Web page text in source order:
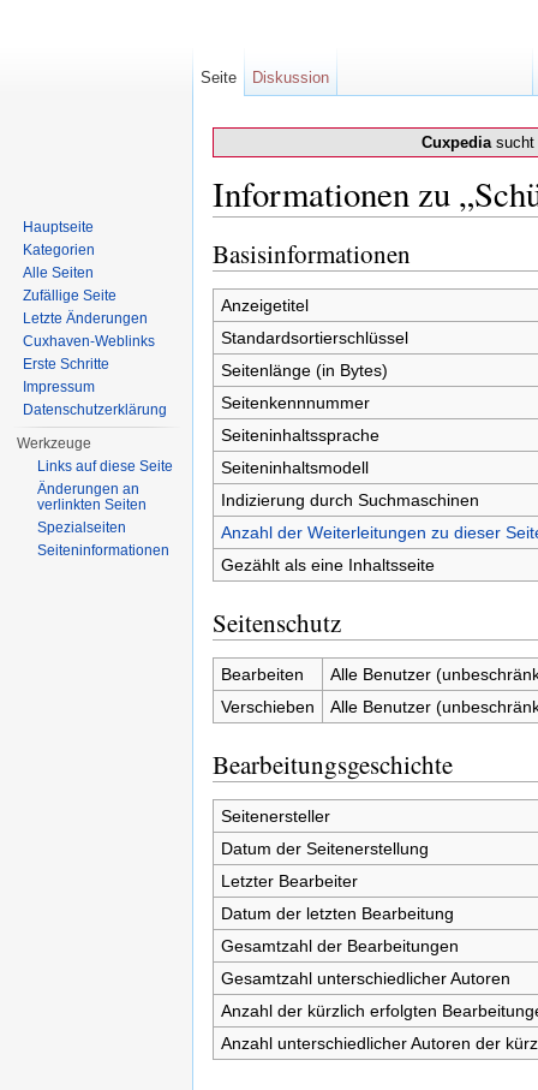
Cuxpediasucht
Informationen zu
Basisinformationen
Anzeigetitel
Standardsortierschlüssel
Seitenlänge (in Bytes)
Seitenkennnummer
Seiteninhaltssprache
Seiteninhaltsmodell
Indizierung durch Suchmaschinen
Anzahl der Weiterleitungen zu dieser
Gezählt als eine Inhaltsseite
Seitenschutz
Bearbeiten
Alle Benutzer
Verschieben
Alle Benutzer
Bearbeitungsgeschichte
Seitenersteller
Datum der Seitenerstellung
Letzter Bearbeiter
Datum der letzten Bearbeitung
Gesamtzahl der Bearbeitungen
Gesamtzahl unterschiedlicher Autoren
Anzahl der kürzlich erfolgten
Anzahl unterschiedlicher Autoren der
Seite Diskussion
Hauptseite
Kategorien
Alle Seiten
Zufällige Seite
Letzte Änderungen
Cuxhaven-Weblinks
Erste Schritte
Impressum
Datenschutzerklärung
Werkzeuge
Links auf diese Seite
Änderungen an
verlinkten Seiten
Spezialseiten
Seiten­informationen